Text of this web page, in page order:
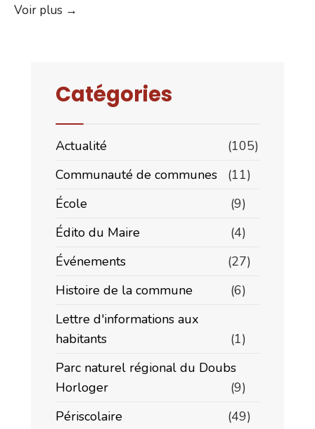
Voir plus →
Catégories
Actualité
(105)
Communauté de communes
(11)
École
(9)
Édito du Maire
(4)
Événements
(27)
Histoire de la commune
(6)
Lettre d'informations aux
habitants
(1)
Parc naturel régional du Doubs
Horloger
(9)
Périscolaire
(49)